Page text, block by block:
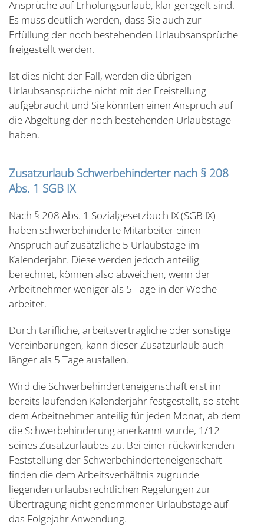
Ansprüche auf Erholungsurlaub, klar geregelt sind.
Es muss deutlich werden, dass Sie auch zur
Erfüllung der noch bestehenden Urlaubsansprüche
freigestellt werden.
Ist dies nicht der Fall, werden die übrigen
Urlaubsansprüche nicht mit der Freistellung
aufgebraucht und Sie könnten einen Anspruch auf
die Abgeltung der noch bestehenden Urlaubstage
haben.
Zusatzurlaub Schwerbehinderter nach § 208
Abs. 1 SGB IX
Nach § 208 Abs. 1 Sozialgesetzbuch IX (SGB IX)
haben schwerbehinderte Mitarbeiter einen
Anspruch auf zusätzliche 5 Urlaubstage im
Kalenderjahr. Diese werden jedoch anteilig
berechnet, können also abweichen, wenn der
Arbeitnehmer weniger als 5 Tage in der Woche
arbeitet.
Durch tarifliche, arbeitsvertragliche oder sonstige
Vereinbarungen, kann dieser Zusatzurlaub auch
länger als 5 Tage ausfallen.
Wird die Schwerbehinderteneigenschaft erst im
bereits laufenden Kalenderjahr festgestellt, so steht
dem Arbeitnehmer anteilig für jeden Monat, ab dem
die Schwerbehinderung anerkannt wurde, 1/12
seines Zusatzurlaubes zu. Bei einer rückwirkenden
Feststellung der Schwerbehinderteneigenschaft
finden die dem Arbeitsverhältnis zugrunde
liegenden urlaubsrechtlichen Regelungen zur
Übertragung nicht genommener Urlaubstage auf
das Folgejahr Anwendung.